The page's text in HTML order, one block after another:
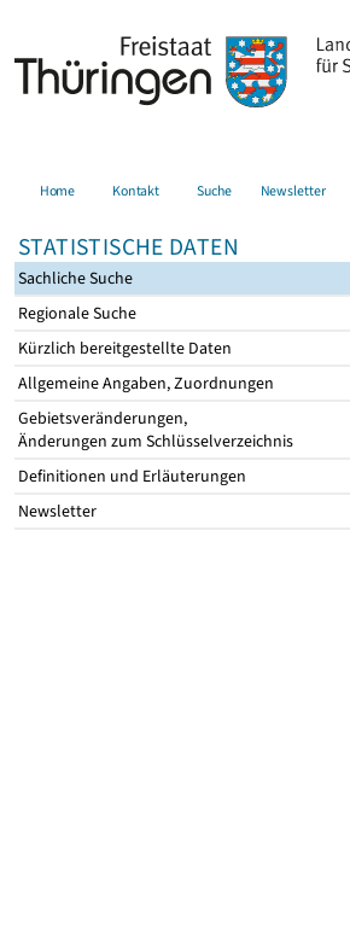
Home Kontakt Suche Newsletter
STATISTISCHE DATEN
Sachliche Suche
Regionale Suche
Kürzlich bereitgestellte Daten
Allgemeine Angaben, Zuordnungen
Gebietsveränderungen,
Änderungen zum Schlüsselverzeichnis
Definitionen und Erläuterungen
Newsletter